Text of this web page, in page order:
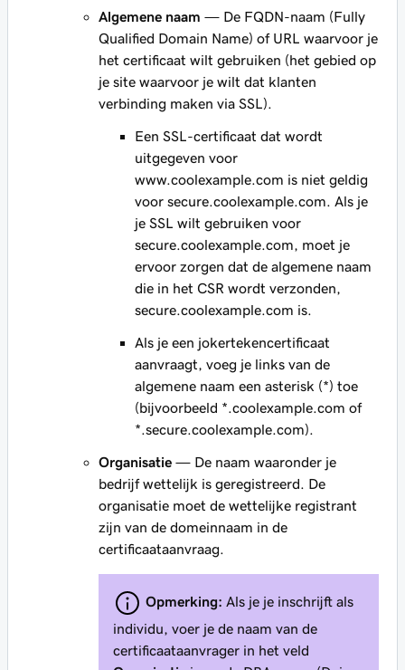
Algemene naam — De FQDN-naam (Fully
Qualified Domain Name) of URL waarvoor je
het certificaat wilt gebruiken (het gebied op
je site waarvoor je wilt dat klanten
verbinding maken via SSL).
Een SSL-certificaat dat wordt
uitgegeven voor
www.coolexample.com is niet geldig
voor secure.coolexample.com . Als je
je SSL wilt gebruiken voor
secure.coolexample.com , moet je
ervoor zorgen dat de algemene naam
die in het CSR wordt verzonden,
secure.coolexample.com is.
Als je een jokertekencertificaat
aanvraagt, voeg je links van de
algemene naam een asterisk (*) toe
(bijvoorbeeld *.coolexample.com of
*.secure.coolexample.com).
Organisatie — De naam waaronder je
bedrijf wettelijk is geregistreerd. De
organisatie moet de wettelijke registrant
zijn van de domeinnaam in de
certificaataanvraag.
Opmerking: Als je je inschrijft als
individu, voer je de naam van de
certificaataanvrager in het veld